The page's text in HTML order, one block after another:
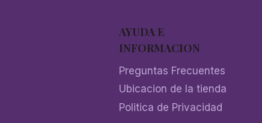
AYUDA E
INFORMACION
Preguntas Frecuentes
Ubicacion de la tienda
Politica de Privacidad